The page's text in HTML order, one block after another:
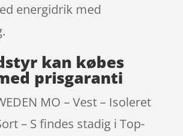
energidrik med
kan købes
prisgaranti
MO – Vest – Isoleret
– S findes stadig i Top-